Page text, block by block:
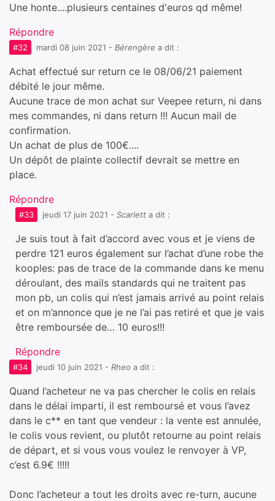
Une honte....plusieurs centaines d'euros qd même!
Répondre
#32 mardi 08 juin 2021 - Bérengère a dit :
Achat effectué sur return ce le 08/06/21 paiement
débité le jour même.
Aucune trace de mon achat sur Veepee return, ni dans
mes commandes, ni dans return !!! Aucun mail de
confirmation.
Un achat de plus de 100€....
Un dépôt de plainte collectif devrait se mettre en
place.
Répondre
#33 jeudi 17 juin 2021 - Scarlett a dit :
Je suis tout à fait d’accord avec vous et je viens de
perdre 121 euros également sur l’achat d’une robe the
kooples: pas de trace de la commande dans ke menu
déroulant, des mails standards qui ne traitent pas
mon pb, un colis qui n’est jamais arrivé au point relais
et on m’annonce que je ne l’ai pas retiré et que je vais
être remboursée de… 10 euros!!!
Répondre
#34 jeudi 10 juin 2021 - Rheo a dit :
Quand l’acheteur ne va pas chercher le colis en relais
dans le délai imparti, il est remboursé et vous l’avez
dans le c** en tant que vendeur : la vente est annulée,
le colis vous revient, ou plutôt retourne au point relais
de départ, et si vous vous voulez le renvoyer à VP,
c’est 6.9€ !!!!!
Donc l’acheteur a tout les droits avec re-turn, aucune